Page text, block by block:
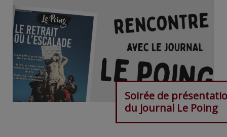
Soirée de
du journal Le Poing